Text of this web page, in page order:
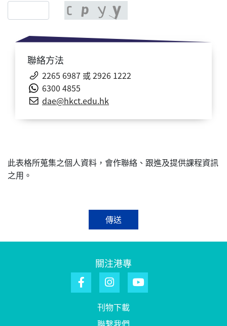
聯絡方法
2265 6987 或2926 1222
6300 4855
dae@hkct.edu.hk
此表格所蒐集之個人資料，會作聯絡、跟進及提供課程資訊
之用。
傳送
關注港專
刊物下載
聯繫我們